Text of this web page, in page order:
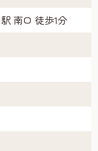
南口 徒歩1分